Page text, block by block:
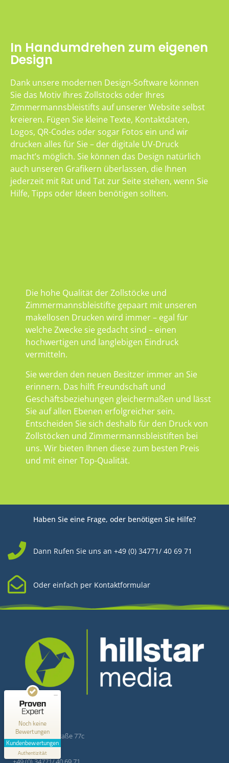
In Handumdrehen zum eigenen
Design
Dank unsere modernen Design-Software können
Sie das Motiv Ihres Zollstocks oder Ihres
Zimmermannsbleistifts auf unserer Website selbst
kreieren. Fügen Sie kleine Texte, Kontaktdaten,
Logos, QR-Codes oder sogar Fotos ein und wir
drucken alles für Sie – der digitale UV-Druck
macht’s möglich. Sie können das Design natürlich
auch unseren Grafikern überlassen, die Ihnen
jederzeit mit Rat und Tat zur Seite stehen, wenn Sie
Hilfe, Tipps oder Ideen benötigen sollten.
Die hohe Qualität der Zollstöcke und
Zimmermannsbleistifte gepaart mit unseren
makellosen Drucken wird immer – egal für
welche Zwecke sie gedacht sind – einen
hochwertigen und langlebigen Eindruck
vermitteln.
Sie werden den neuen Besitzer immer an Sie
erinnern. Das hilft Freundschaft und
Geschäftsbeziehungen gleichermaßen und lässt
Sie auf allen Ebenen erfolgreicher sein.
Entscheiden Sie sich deshalb für den Druck von
Zollstöcken und Zimmermannsbleistiften bei
uns. Wir bieten Ihnen diese zum besten Preis
und mit einer Top-Qualität.
Haben Sie eine Frage, oder benötigen Sie Hilfe?
Dann Rufen Sie uns an +49 (0) 34771/ 40 69 71
Oder einfach per Kontaktformular
Kontakt
Hillstar Media
Merseburger Straße 77c
06268 Querfurt
Noch keine
Bewertungen
Kundenbewertungen
Authentizität
Kundenbewertungen und Erfahrungen zu
Hillstar Media
MANGELHAFT
0,00 / 5,00
Erfahren Sie mehr über dieses Bewertungssiegel
Profil ansehen